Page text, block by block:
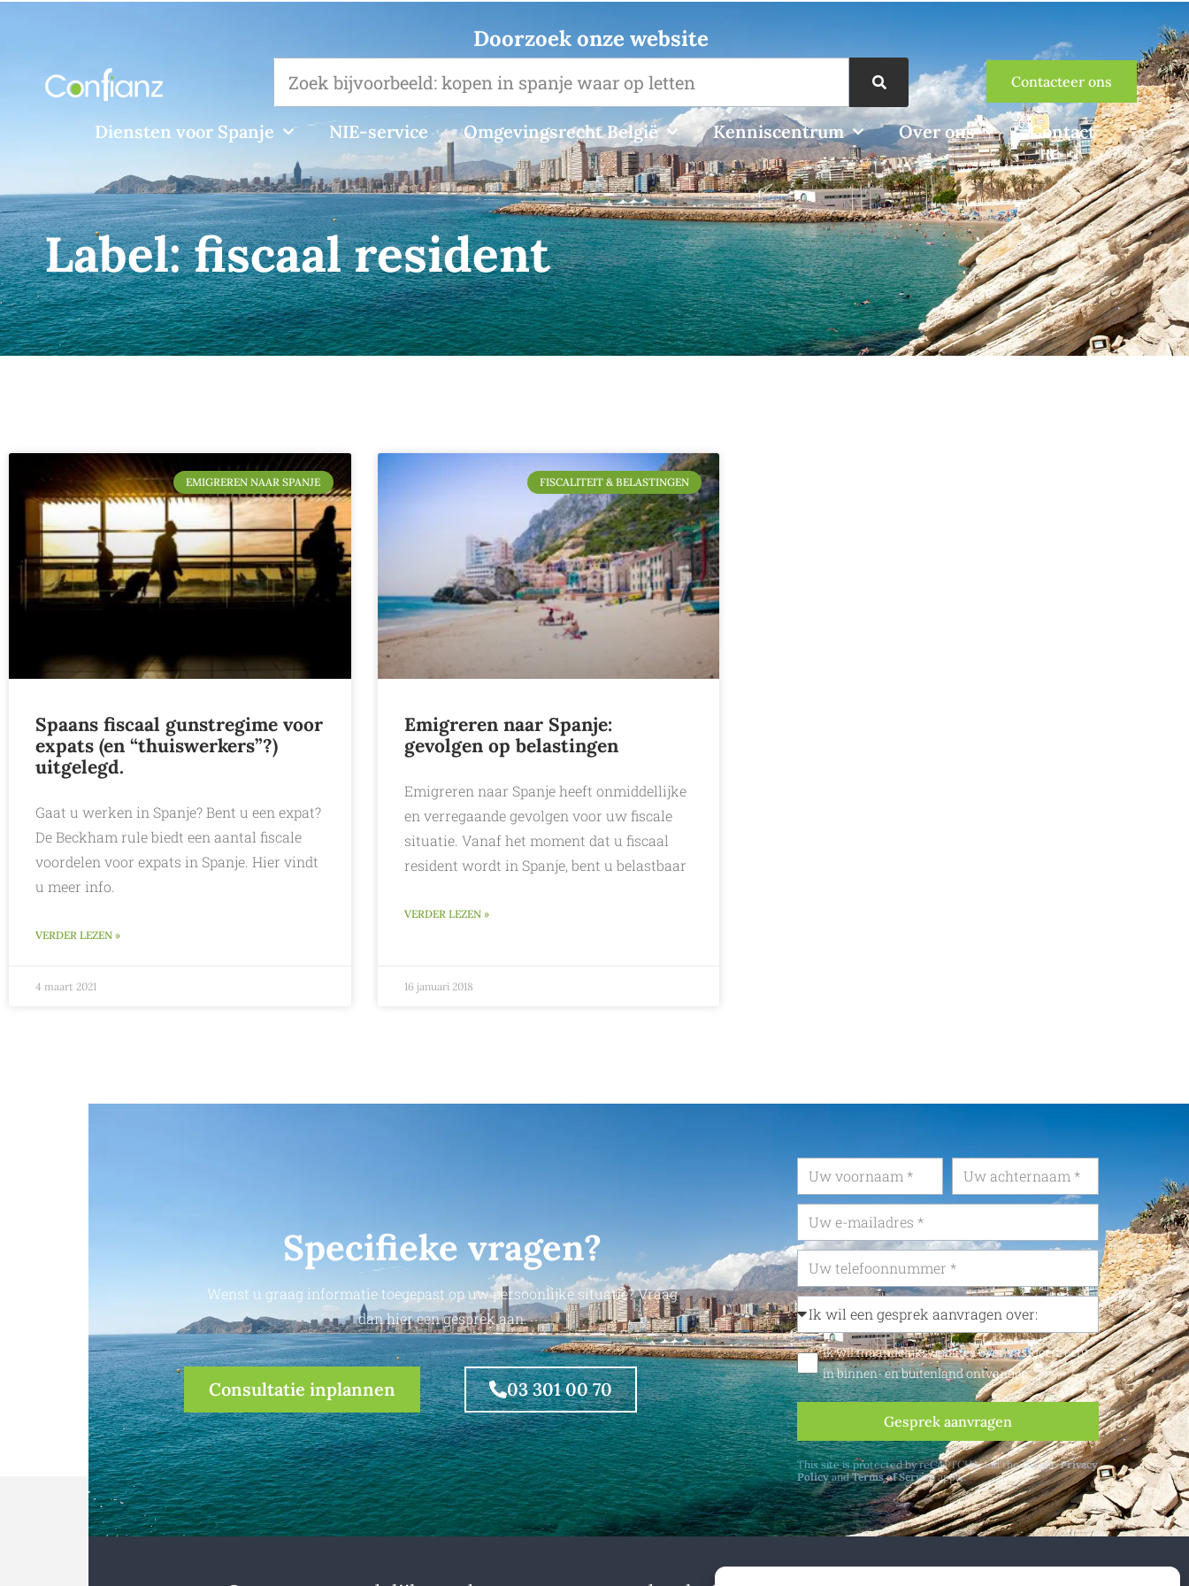
Doorzoek onze website
Contacteer ons
Diensten voor Spanje NIE-service Omgevingsrecht België Kenniscentrum Over ons Contact
Label:fiscaal resident
EMIGREREN NAAR SPANJE
Spaans fiscaal gunstregime voor
expats (en “thuiswerkers”?)
uitgelegd.
Gaat u werken in Spanje? Bent u een expat?
De Beckham rule biedt een aantal fiscale
voordelen voor expats in Spanje. Hier vindt
u meer info.
VERDER LEZEN »
4 maart 2021
FISCALITEIT & BELASTINGEN
Emigreren naar Spanje:
gevolgen op belastingen
Emigreren naar Spanje heeft onmiddellijke
en verregaande gevolgen voor uw fiscale
situatie. Vanaf het moment dat u fiscaal
resident wordt in Spanje, bent u belastbaar
VERDER LEZEN »
16 januari 2018
Specifieke vragen?
Wenst u graag informatie toegepast op uw persoonlijke situatie? Vraag
dan hier een gesprek aan.
Consultatie inplannen 03 301 00 70
Ik wil maandelijks updates over vastgoedrecht
in binnen- en buitenland ontvangen
Gesprek aanvragen
This site is protected by reCAPTCHA and the GooglePrivacy
PolicyandTerms of Serviceapply.